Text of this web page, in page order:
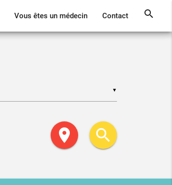
Vous êtes un médecin Contact search
▼
location_on search